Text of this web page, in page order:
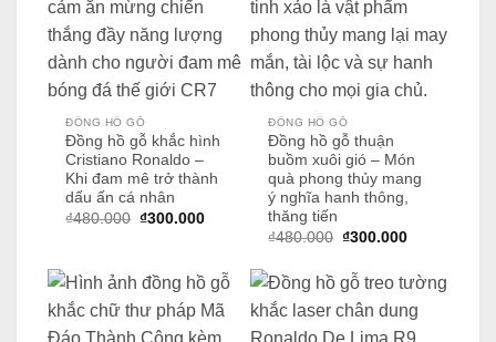
ĐỒNG HỒ GỖ
Đồng hồ gỗ khắc hình
Cristiano Ronaldo –
Khi đam mê trở thành
dấu ấn cá nhân
₫480.000 Giá
₫300.000Giá
₫300.000.
ĐỒNG HỒ GỖ
Đồng hồ gỗ thuận
buồm xuôi gió – Món
quà phong thủy mang
ý nghĩa hanh thông,
thăng tiến
₫480.000 Giá
₫480.000.
₫300.000Giá
là:
₫300.000.